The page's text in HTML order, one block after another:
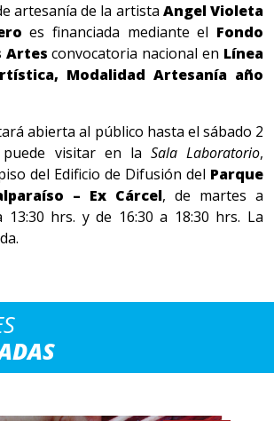
artesanía de la artista Angel Violeta
es financiada mediante el Fondo
Artes convocatoria nacional en Línea
Modalidad Artesanía año
abierta al público hasta el sábado 2
visitar en la Sala Laboratorio,
del Edificio de Difusión del Parque
– Ex Cárcel, de martes a
13:30 hrs. y de 16:30 a 18:30 hrs. La